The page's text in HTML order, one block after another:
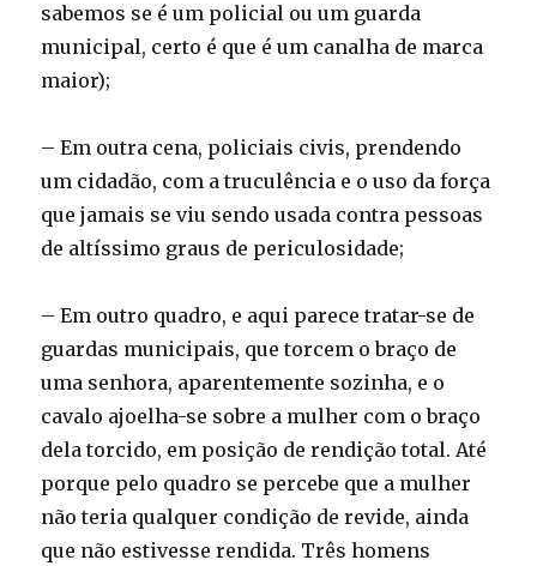
sabemos se é um policial ou um guarda
municipal, certo é que é um canalha de marca
maior);
– Em outra cena, policiais civis, prendendo
um cidadão, com a truculência e o uso da força
que jamais se viu sendo usada contra pessoas
de altíssimo graus de periculosidade;
– Em outro quadro, e aqui parece tratar-se de
guardas municipais, que torcem o braço de
uma senhora, aparentemente sozinha, e o
cavalo ajoelha-se sobre a mulher com o braço
dela torcido, em posição de rendição total. Até
porque pelo quadro se percebe que a mulher
não teria qualquer condição de revide, ainda
que não estivesse rendida. Três homens